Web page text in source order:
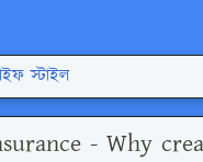
স্টাইল
- Why